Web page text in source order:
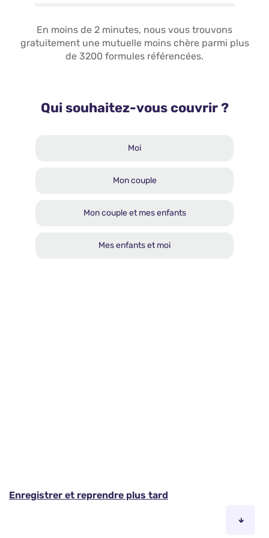
En moins de 2 minutes, nous vous trouvons
gratuitement une mutuelle moins chère parmi plus
de 3200 formules référencées.
Qui souhaitez-vous couvrir ?
Moi
Mon couple
Mon couple et mes enfants
Mes enfants et moi
Enregistrer et reprendre plus tard